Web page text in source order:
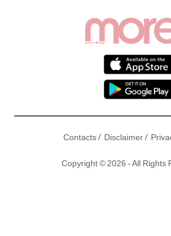
Contacts/ Disclaimer/
Copyright © 2026 - All Rights